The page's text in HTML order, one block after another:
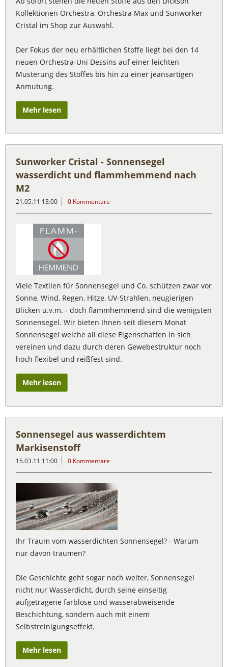
Kollektionen Orchestra, Orchestra Max und Sunworker
Cristal im Shop zur Auswahl.
Der Fokus der neu erhältlichen Stoffe liegt bei den 14
neuen Orchestra-Uni Dessins auf einer leichten
Musterung des Stoffes bis hin zu einer jeansartigen
Anmutung.
Mehr lesen
Sunworker Cristal - Sonnensegel
wasserdicht und flammhemmend nach
M2
21.05.11 13:00 0 Kommentare
Viele Textilen für Sonnensegel und Co. schützen zwar vor
Sonne, Wind, Regen, Hitze, UV-Strahlen, neugierigen
Blicken u.v.m. - doch flammhemmend sind die wenigsten
Sonnensegel. Wir bieten Ihnen seit diesem Monat
Sonnensegel welche all diese Eigenschaften in sich
vereinen und dazu durch deren Gewebestruktur noch
hoch flexibel und reißfest sind.
Mehr lesen
Sonnensegel aus wasserdichtem
Markisenstoff
15.03.11 11:00 0 Kommentare
Ihr Traum vom wasserdichten Sonnensegel? - Warum
nur davon träumen?
Die Geschichte geht sogar noch weiter, Sonnensegel
nicht nur Wasserdicht, durch seine einseitig
aufgetragene farblose und wasserabweisende
Beschichtung, sondern auch mit einem
Selbstreinigungseffekt.
Mehr lesen